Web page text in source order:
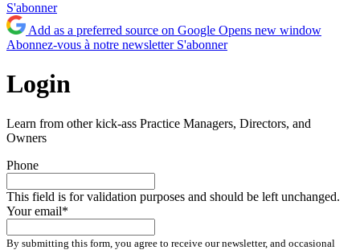
S'abonner
Add as a preferred source on Google Opens new window
Abonnez-vous à notre newsletter S'abonner
Login
Learn from other kick-ass Practice Managers, Directors, and
Owners
Phone
This field is for validation purposes and should be left unchanged.
Your email*
By submitting this form, you agree to receive our newsletter, and occasional